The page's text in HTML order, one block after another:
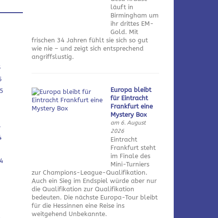
läuft in
Birmingham um
ihr drittes EM-
Gold. Mit
frischen 34 Jahren fühlt sie sich so gut
wie nie – und zeigt sich entsprechend
angriffslustig.
Europa bleibt
für Eintracht
Frankfurt eine
Mystery Box
am 6. August
2026
Eintracht
Frankfurt steht
im Finale des
Mini-Turniers
zur Champions-League-Qualifikation.
Auch ein Sieg im Endspiel würde aber nur
die Qualifikation zur Qualifikation
bedeuten. Die nächste Europa-Tour bleibt
für die Hessinnen eine Reise ins
weitgehend Unbekannte.